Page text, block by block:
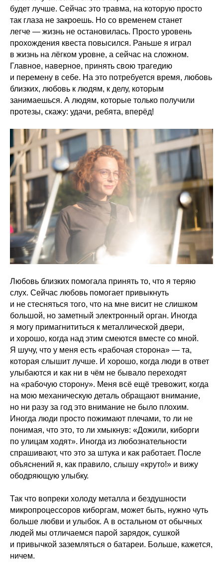
будет лучше. Сейчас это травма, на которую просто
так глаза не закроешь. Но со временем станет
легче — жизнь не остановилась. Просто уровень
прохождения квеста повысился. Раньше я играл
в жизнь на лёгком уровне, а сейчас на сложном.
Главное, наверное, принять свою трагедию
и перемену в себе. На это потребуется время, любовь
близких, любовь к людям, к делу, которым
занимаешься. А людям, которые только получили
протезы, скажу: удачи, ребята, вперёд!
Любовь близких помогала принять то, что я теряю
слух. Сейчас любовь помогает привыкнуть
и не стесняться того, что на мне висит не слишком
большой, но заметный электронный орган. Иногда
я могу примагнититься к металлической двери,
и хорошо, когда над этим смеются вместе со мной.
Я шучу, что у меня есть «рабочая сторона» — та,
которая слышит лучше. И хорошо, когда люди в ответ
улыбаются и как ни в чём не бывало переходят
на «рабочую сторону». Меня всё ещё тревожит, когда
на мою механическую деталь обращают внимание,
но ни разу за год это внимание не было плохим.
Иногда люди просто пожимают плечами, то ли не
понимая, что это, то ли хмыкнув: «Дожили, киборги
по улицам ходят». Иногда из любознательности
спрашивают, что это за штука и как работает. После
объяснений я, как правило, слышу «круто!» и вижу
ободряющую улыбку.
Так что вопреки холоду металла и бездушности
микропроцессоров киборгам, может быть, нужно чуть
больше любви и улыбок. А в остальном от обычных
людей мы отличаемся парой зарядок, сушкой
и привычкой заземляться о батареи. Больше, кажется,
ничем.